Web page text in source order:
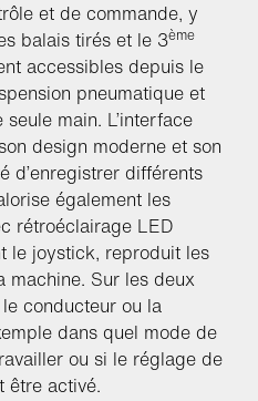
et de commande, y
balais tirés et le 3ème
accessibles depuis le
pneumatique et
main. L’interface
design moderne et son
d’enregistrer différents
également les
rétroéclairage LED
le joystick, reproduit les
machine. Sur les deux
conducteur ou la
dans quel mode de
ou si le réglage de
être activé.